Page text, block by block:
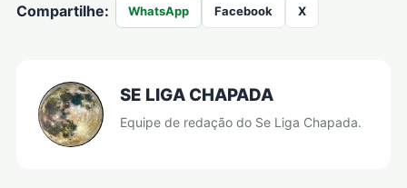
Compartilhe: WhatsApp Facebook X
SE LIGA CHAPADA
Equipe de redação do Se Liga Chapada.